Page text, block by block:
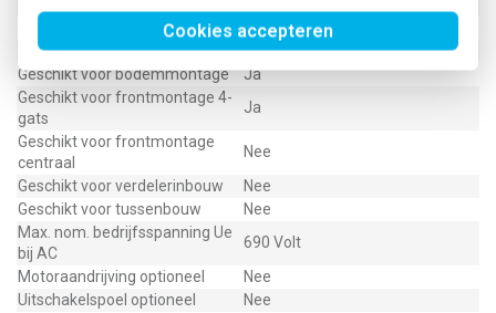
Cookies accepteren
Nom. vermogen, AC-23, 400 V
11 Kilowatt
Kleur bedieningselement
Grijs
Geschikt voor bodemmontage
Ja
Geschikt voor frontmontage 4-
gats
Ja
Geschikt voor frontmontage
centraal
Nee
Geschikt voor verdelerinbouw
Nee
Geschikt voor tussenbouw
Nee
Max. nom. bedrijfsspanning Ue
bij AC
690 Volt
Motoraandrijving optioneel
Nee
Uitschakelspoel optioneel
Nee